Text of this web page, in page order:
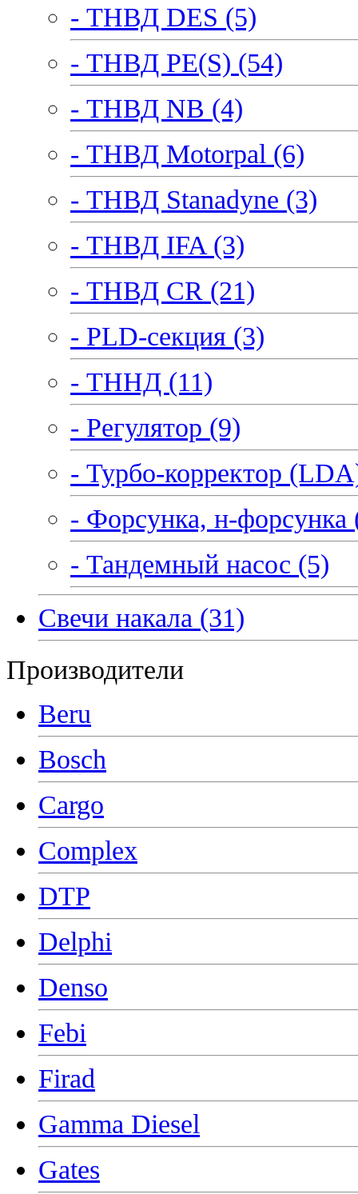
- ТНВД DES (5)
- ТНВД PE(S) (54)
- ТНВД NB (4)
- ТНВД Motorpal (6)
- ТНВД Stanadyne (3)
- ТНВД IFA (3)
- ТНВД CR (21)
- PLD-секция (3)
- ТННД (11)
- Регулятор (9)
- Турбо-корректор
- Форсунка, н-форсунка
- Тандемный насос (5)
Свечи накала (31)
Производители
Beru
Bosch
Cargo
Complex
DTP
Delphi
Denso
Febi
Firad
Gamma Diesel
Gates